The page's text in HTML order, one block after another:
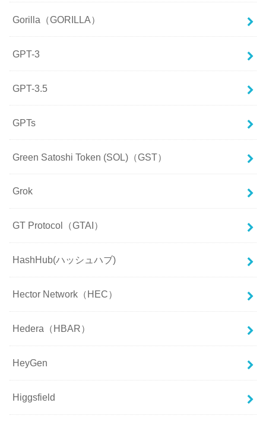
Gorilla（GORILLA）
GPT-3
GPT-3.5
GPTs
Green Satoshi Token (SOL)（GST）
Grok
GT Protocol（GTAI）
HashHub(ハッシュハブ)
Hector Network（HEC）
Hedera（HBAR）
HeyGen
Higgsfield